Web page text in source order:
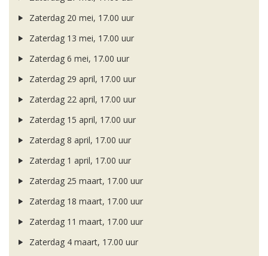
Zaterdag 20 mei, 17.00 uur
Zaterdag 13 mei, 17.00 uur
Zaterdag 6 mei, 17.00 uur
Zaterdag 29 april, 17.00 uur
Zaterdag 22 april, 17.00 uur
Zaterdag 15 april, 17.00 uur
Zaterdag 8 april, 17.00 uur
Zaterdag 1 april, 17.00 uur
Zaterdag 25 maart, 17.00 uur
Zaterdag 18 maart, 17.00 uur
Zaterdag 11 maart, 17.00 uur
Zaterdag 4 maart, 17.00 uur